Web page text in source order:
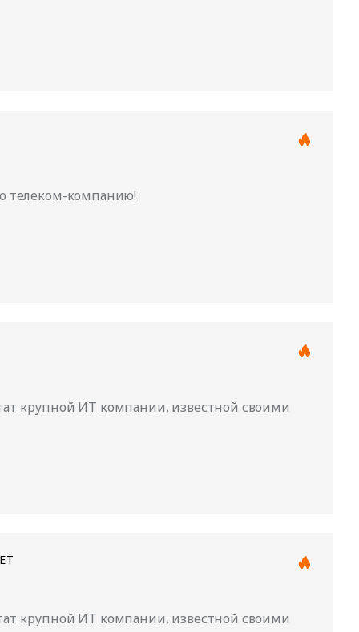
телеком-компанию!
крупной ИТ компании, известной своими
крупной ИТ компании, известной своими